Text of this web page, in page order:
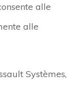
alle
alle
Systèmes,